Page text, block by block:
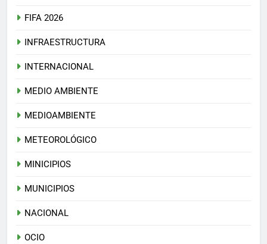
FIFA 2026
INFRAESTRUCTURA
INTERNACIONAL
MEDIO AMBIENTE
MEDIOAMBIENTE
METEOROLÓGICO
MINICIPIOS
MUNICIPIOS
NACIONAL
OCIO